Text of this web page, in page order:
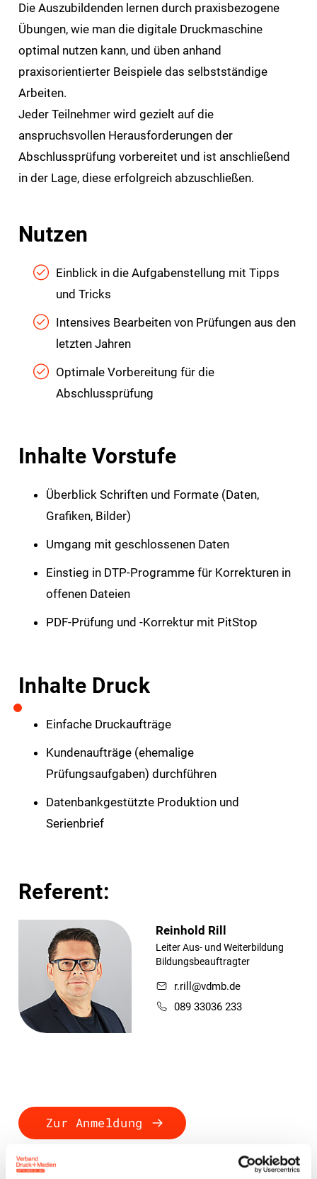
Die Auszubildenden lernen durch praxisbezogene
Übungen, wie man die digitale Druckmaschine
optimal nutzen kann, und üben anhand
praxisorientierter Beispiele das selbstständige
Arbeiten.
Jeder Teilnehmer wird gezielt auf die
anspruchsvollen Herausforderungen der
Abschlussprüfung vorbereitet und ist anschließend
in der Lage, diese erfolgreich abzuschließen.
Nutzen
Einblick in die Aufgabenstellung mit Tipps
und Tricks
Intensives Bearbeiten von Prüfungen aus den
letzten Jahren
Optimale Vorbereitung für die
Abschlussprüfung
Inhalte Vorstufe
Überblick Schriften und Formate (Daten,
Grafiken, Bilder)
Umgang mit geschlossenen Daten
Einstieg in DTP-Programme für Korrekturen in
offenen Dateien
PDF-Prüfung und -Korrektur mit PitStop
Inhalte Druck
Einfache Druckaufträge
Kundenaufträge (ehemalige
Prüfungsaufgaben) durchführen
Datenbankgestützte Produktion und
Serienbrief
Referent:
Reinhold Rill
Leiter Aus- und Weiterbildung
Bildungsbeauftragter
r.rill@vdmb.de
089 33036 233
Zur Anmeldung
Anmeldeschluss